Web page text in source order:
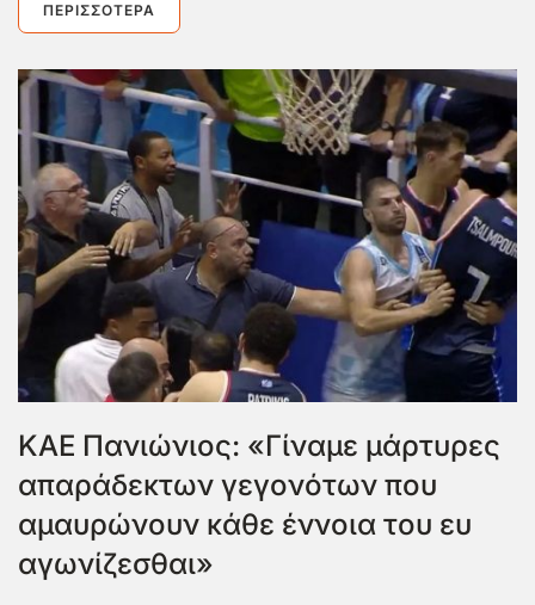
ΠΕΡΙΣΣΌΤΕΡΑ
ΚΑΕ Πανιώνιος: «Γίναμε μάρτυρες
απαράδεκτων γεγονότων που
αμαυρώνουν κάθε έννοια του ευ
αγωνίζεσθαι»